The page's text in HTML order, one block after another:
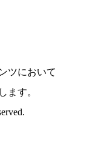
ツにおいて
ます。